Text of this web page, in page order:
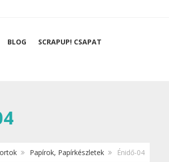
BLOG
SCRAPUP! CSAPAT
Papírok, Papírkészletek Énidő-04